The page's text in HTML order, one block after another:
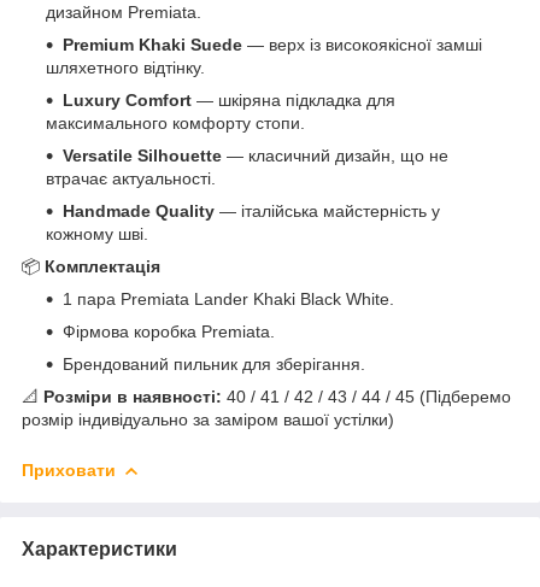
дизайном Premiata.
Premium Khaki Suede — верх із високоякісної замші
шляхетного відтінку.
Luxury Comfort — шкіряна підкладка для
максимального комфорту стопи.
Versatile Silhouette — класичний дизайн, що не
втрачає актуальності.
Handmade Quality — італійська майстерність у
кожному шві.
📦 Комплектація
1 пара Premiata Lander Khaki Black White.
Фірмова коробка Premiata.
Брендований пильник для зберігання.
📐 Розміри в наявності: 40 / 41 / 42 / 43 / 44 / 45 (Підберемо
розмір індивідуально за заміром вашої устілки)
Приховати
Характеристики